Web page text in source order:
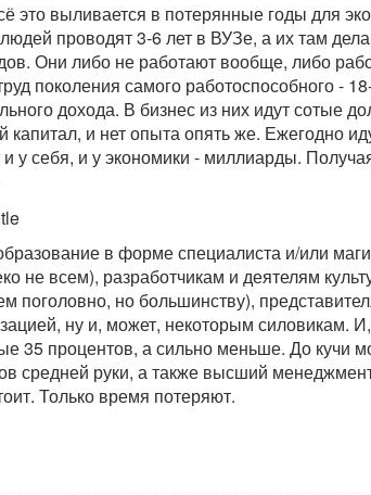
это выливается в потерянные годы для
проводят 3-6 лет в ВУЗе, а их там
Они либо не работают вообще, либо
поколения самого работоспособного -
дохода. В бизнес из них идут сотые
капитал, и нет опыта опять же. Ежегодно
у себя, и у экономики - миллиарды.
в форме специалиста и/или
не всем), разработчикам и деятелям
поголовно, но большинству),
ну и, может, некоторым силовикам.
35 процентов, а сильно меньше. До кучи
средней руки, а также высший
Только время потеряют.